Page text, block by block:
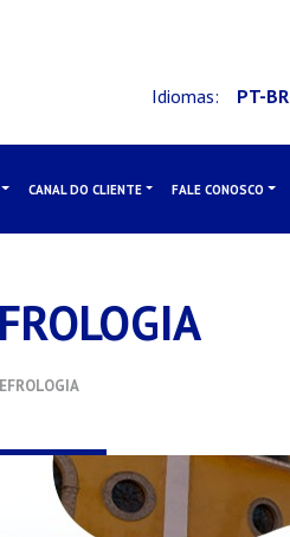
Idiomas: PT-BR
CANAL DO CLIENTE FALE CONOSCO